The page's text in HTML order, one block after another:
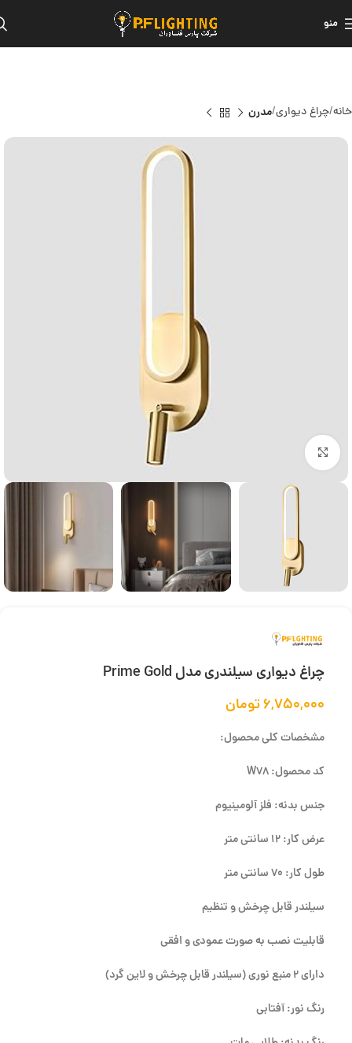
منو
خانه چراغ دیواری مدرن
بزرگنمایی تصویر
چراغ دیواری سیلندری مدل Prime Gold
۶,۷۵۰,۰۰۰تومان
مشخصات کلی محصول:
کد محصول: W78
جنس بدنه: فلز آلومینیوم
عرض کار: 12 سانتی متر
طول کار: 70 سانتی متر
سیلندر قابل چرخش و تنظیم
قابلیت نصب به صورت عمودی و افقی
دارای 2 منبع نوری (سیلندر قابل چرخش و لاین گرد)
رنگ نور: آفتابی